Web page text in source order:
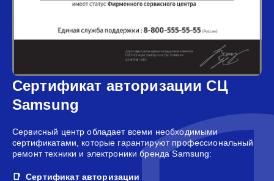
Сертификат авторизации СЦ
Samsung
Сервисный центр обладает всеми необходимыми
сертификатами, которые гарантируют профессиональный
ремонт техники и электроники бренда Samsung:
Сертификат авторизации